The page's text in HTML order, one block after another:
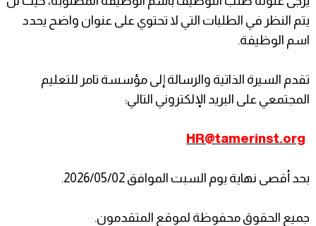
يتم النظر في الطلبات التي لا تحتوي على عنوان واضح يحدد
اسم الوظيفة.
تقدم السيرة الذاتية والرسالة إلى مؤسسة تامر للتعليم
المجتمعي على البريد الإلكتروني التالي:
HR@tamerinst.org
بحد أقصى نهاية يوم السبت الموافق 2026/05/02.
جميع الحقوق محفوظة لموقع المتقدمون.